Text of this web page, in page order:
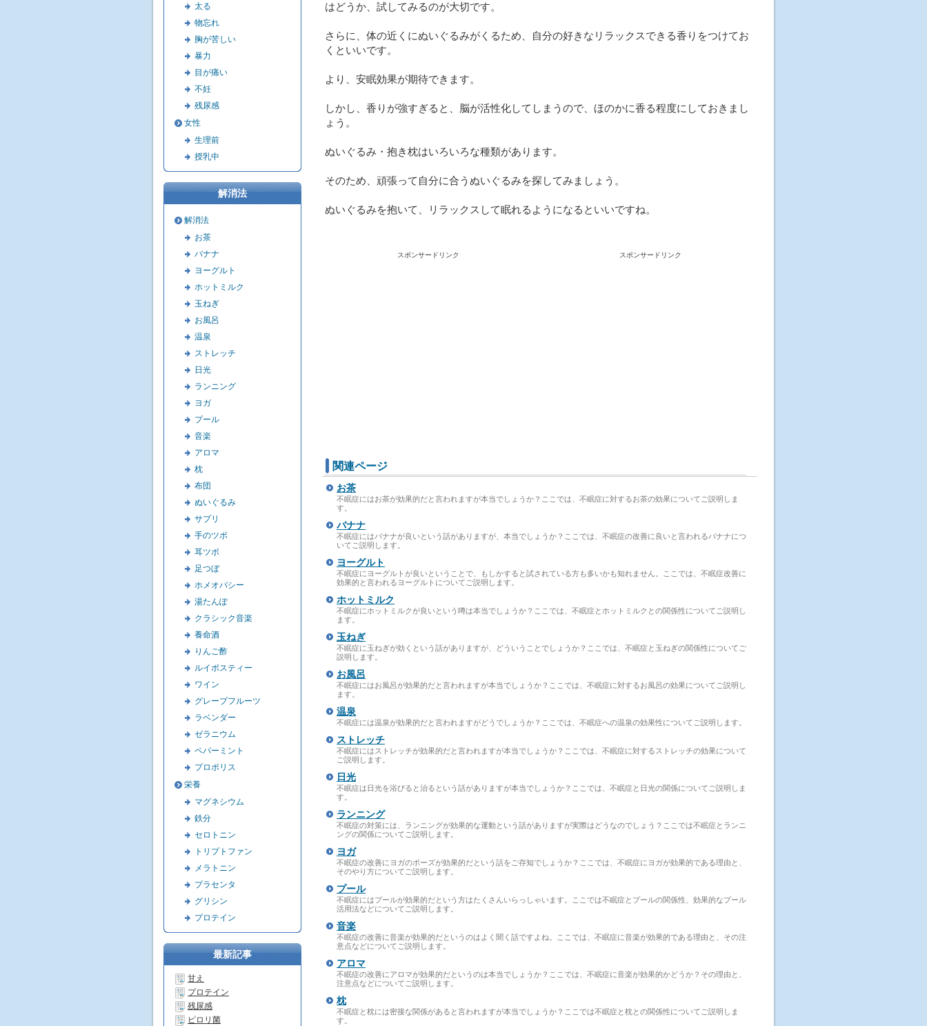
はどうか、試してみるのが大切です。
さらに、体の近くにぬいぐるみがくるため、自分の好きなリラックスできる香りをつけてお
くといいです。
より、安眠効果が期待できます。
しかし、香りが強すぎると、脳が活性化してしまうので、ほのかに香る程度にしておきまし
ょう。
ぬいぐるみ・抱き枕はいろいろな種類があります。
そのため、頑張って自分に合うぬいぐるみを探してみましょう。
ぬいぐるみを抱いて、リラックスして眠れるようになるといいですね。
スポンサードリンク スポンサードリンク
関連ページ
お茶
不眠症にはお茶が効果的だと言われますが本当でしょうか？ここでは、不眠症に対するお茶の効果についてご説明しま
す。
バナナ
不眠症にはバナナが良いという話がありますが、本当でしょうか？ここでは、不眠症の改善に良いと言われるバナナにつ
いてご説明します。
ヨーグルト
不眠症にヨーグルトが良いということで、もしかすると試されている方も多いかも知れません。ここでは、不眠症改善に
効果的と言われるヨーグルトについてご説明します。
ホットミルク
不眠症にホットミルクが良いという噂は本当でしょうか？ここでは、不眠症とホットミルクとの関係性についてご説明し
ます。
玉ねぎ
不眠症に玉ねぎが効くという話がありますが、どういうことでしょうか？ここでは、不眠症と玉ねぎの関係性についてご
説明します。
お風呂
不眠症にはお風呂が効果的だと言われますが本当でしょうか？ここでは、不眠症に対するお風呂の効果についてご説明し
ます。
温泉
不眠症には温泉が効果的だと言われますがどうでしょうか？ここでは、不眠症への温泉の効果性についてご説明します。
ストレッチ
不眠症にはストレッチが効果的だと言われますが本当でしょうか？ここでは、不眠症に対するストレッチの効果について
ご説明します。
日光
不眠症は日光を浴びると治るという話がありますが本当でしょうか？ここでは、不眠症と日光の関係についてご説明しま
す。
ランニング
不眠症の対策には、ランニングが効果的な運動という話がありますが実際はどうなのでしょう？ここでは不眠症とランニ
ングの関係についてご説明します。
ヨガ
不眠症の改善にヨガのポーズが効果的だという話をご存知でしょうか？ここでは、不眠症にヨガが効果的である理由と、
そのやり方についてご説明します。
プール
不眠症にはプールが効果的だという方はたくさんいらっしゃいます。ここでは不眠症とプールの関係性、効果的なプール
活用法などについてご説明します。
音楽
不眠症の改善に音楽が効果的だというのはよく聞く話ですよね。ここでは、不眠症に音楽が効果的である理由と、その注
意点などについてご説明します。
アロマ
不眠症の改善にアロマが効果的だというのは本当でしょうか？ここでは、不眠症に音楽が効果的かどうか？その理由と、
注意点などについてご説明します。
枕
不眠症と枕には密接な関係があると言われますが本当でしょうか？ここでは不眠症と枕との関係性についてご説明しま
す。
太る
物忘れ
胸が苦しい
暴力
目が痛い
不妊
残尿感
女性
生理前
授乳中
解消法
解消法
お茶
バナナ
ヨーグルト
ホットミルク
玉ねぎ
お風呂
温泉
ストレッチ
日光
ランニング
ヨガ
プール
音楽
アロマ
枕
布団
ぬいぐるみ
サプリ
手のツボ
耳ツボ
足つぼ
ホメオパシー
湯たんぽ
クラシック音楽
養命酒
りんご酢
ルイボスティー
ワイン
グレープフルーツ
ラベンダー
ゼラニウム
ペパーミント
プロポリス
栄養
マグネシウム
鉄分
セロトニン
トリプトファン
メラトニン
プラセンタ
グリシン
プロテイン
最新記事
甘え
プロテイン
残尿感
ピロリ菌